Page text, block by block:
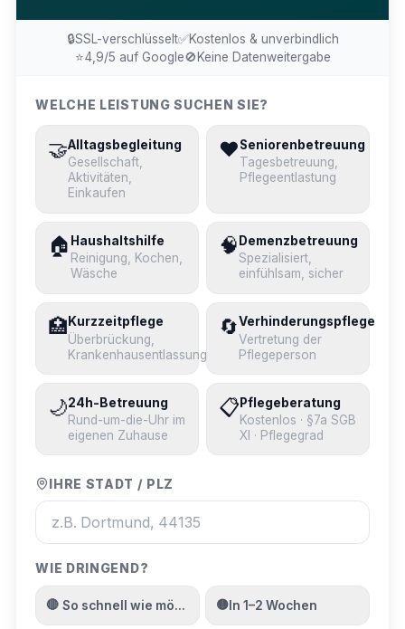
🔒SSL-verschlüsselt✅Kostenlos & unverbindlich
⭐4,9/5 auf Google🚫 Keine Datenweitergabe
WELCHE LEISTUNG SUCHEN SIE?
🤝Alltagsbegleitung
Gesellschaft,
Aktivitäten,
Einkaufen
❤️Seniorenbetreuung
Tagesbetreuung,
Pflegeentlastung
🏠 Haushaltshilfe
Reinigung, Kochen,
Wäsche
🧠 Demenzbetreuung
Spezialisiert,
einfühlsam, sicher
🏥 Kurzzeitpflege
Überbrückung,
Krankenhausentlassung
🔄Verhinderungspflege
Vertretung der
Pflegeperson
🌙24h-Betreuung
Rund-um-die-Uhr im
eigenen Zuhause
📋Pflegeberatung
Kostenlos · §7a SGB
XI · Pflegegrad
IHRE STADT / PLZ
WIE DRINGEND?
🔴 So schnell wie möglich 🟡In 1–2 Wochen